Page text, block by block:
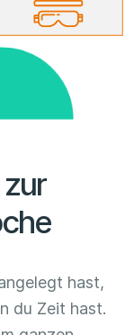
hast,
du Zeit hast.